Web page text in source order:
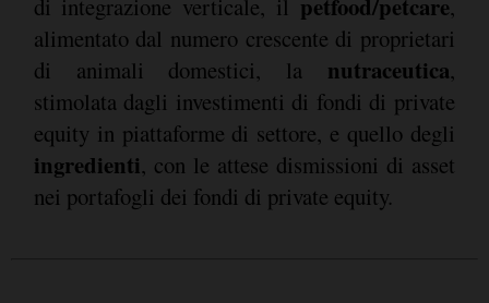
di integrazione verticale, il petfood/petcare,
alimentato dal numero crescente di proprietari
di animali domestici, la nutraceutica,
stimolata dagli investimenti di fondi di private
equity in piattaforme di settore, e quello degli
ingredienti, con le attese dismissioni di asset
nei portafogli dei fondi di private equity.